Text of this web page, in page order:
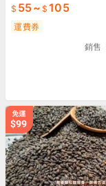
仁55~ 105
運費券
銷售